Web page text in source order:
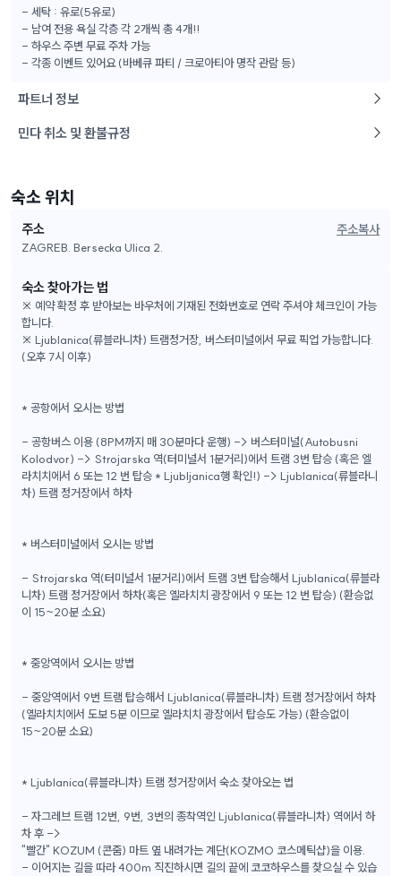
- 세탁 : 유로(5유로)
- 남여 전용 욕실 각층 각 2개씩 총 4개!!
- 하우스 주변 무료 주차 가능
- 각종 이벤트 있어요 (바베큐 파티 / 크로아티아 명작 관람 등)
파트너 정보
민다 취소 및 환불규정
숙소 위치
주소 주소복사
ZAGREB. Bersecka Ulica 2.
숙소 찾아가는 법
※ 예약 확정 후 받아보는 바우처에 기재된 전화번호로 연락 주셔야 체크인이 가능
합니다.
※ Ljublanica(류블라니차) 트램정거장, 버스터미널에서 무료 픽업 가능합니다.
(오후 7시 이후)
* 공항에서 오시는 방법
- 공항버스 이용 (8PM까지 매 30분마다 운행) -> 버스터미널(Autobusni
Kolodvor) -> Strojarska 역(터미널서 1분거리)에서 트램 3번 탑승 (혹은 엘
라치치에서 6 또는 12 번 탑승 * Ljubljanica행 확인!) -> Ljublanica(류블라니
차) 트램 정거장에서 하차
* 버스터미널에서 오시는 방법
- Strojarska 역(터미널서 1분거리)에서 트램 3번 탑승해서 Ljublanica(류블라
니차) 트램 정거장에서 하차(혹은 옐라치치 광장에서 9 또는 12 번 탑승) (환승없
이 15~20분 소요)
* 중앙역에서 오시는 방법
- 중앙역에서 9번 트램 탑승해서 Ljublanica(류블라니차) 트램 정거장에서 하차
(옐라치치에서 도보 5분 이므로 옐라치치 광장에서 탑승도 가능) (환승없이
15~20분 소요)
* Ljublanica(류블라니차) 트램 정거장에서 숙소 찾아오는 법
- 자그레브 트램 12번, 9번, 3번의 종착역인 Ljublanica(류블라니차) 역에서 하
차 후 ->
"빨간" KOZUM (콘줌) 마트 옆 내려가는 계단(KOZMO 코스메틱샵)을 이용.
- 이어지는 길을 따라 400m 직진하시면 길의 끝에 코코하우스를 찾으실 수 있습